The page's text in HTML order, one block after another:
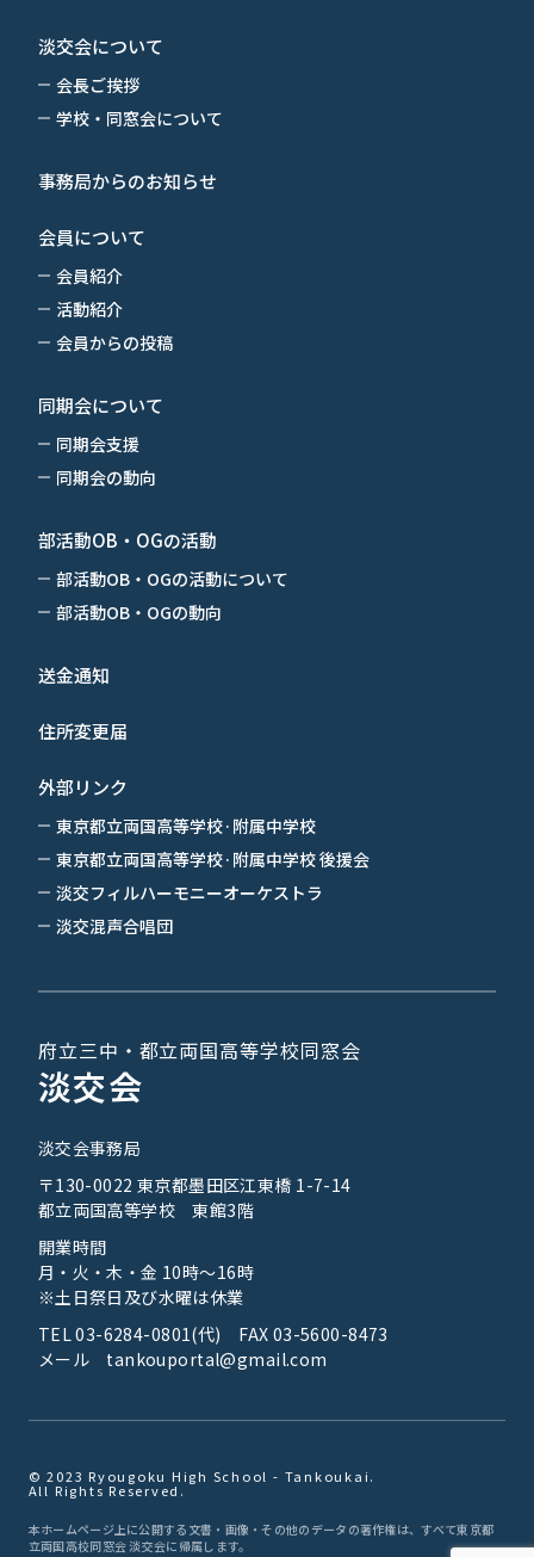
府立三中・都立両国高等学校同窓会
淡交会
淡交会事務局
〒130-0022 東京都墨田区江東橋 1-7-14
都立両国高等学校 東館3階
開業時間
月・火・木・金 10時～16時
※土日祭日及び水曜は休業
TEL 03-6284-0801(代) FAX 03-5600-8473
メール tankouportal@gmail.com
淡交会について
会長ご挨拶
学校・同窓会について
事務局からのお知らせ
会員について
会員紹介
活動紹介
会員からの投稿
同期会について
同期会支援
同期会の動向
部活動OB・OGの活動
部活動OB・OGの活動について
部活動OB・OGの動向
送金通知
住所変更届
外部リンク
東京都立両国高等学校·附属中学校
東京都立両国高等学校·附属中学校 後援会
淡交フィルハーモニーオーケストラ
淡交混声合唱団
© 2023 Ryougoku High School - Tankoukai.
All Rights Reserved.
本ホームページ上に公開する文書・画像・その他のデータの著作権は、すべて東京都
立両国高校同窓会 淡交会に帰属します。